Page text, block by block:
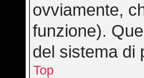
ovviamente,
funzione).
del sistema di
Top